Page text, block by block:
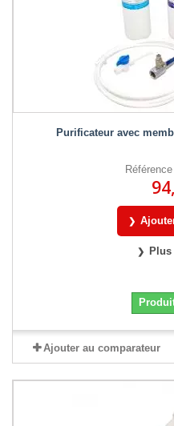
Purificateur avec
Ajouter au comparateur